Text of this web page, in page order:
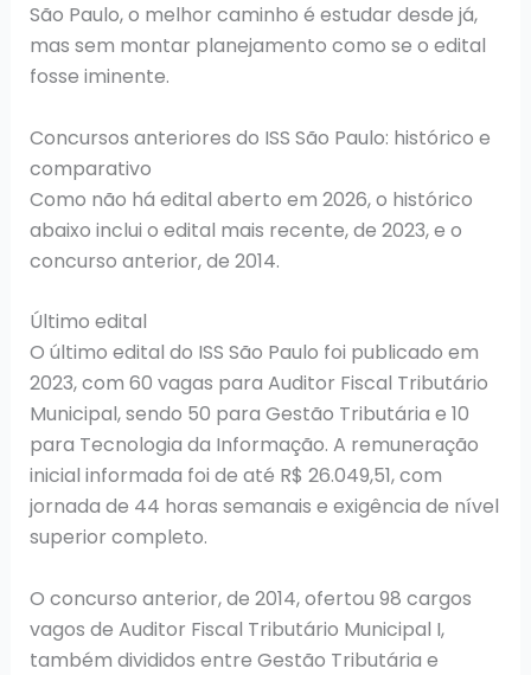
São Paulo, o melhor caminho é estudar desde já,
mas sem montar planejamento como se o edital
fosse iminente.
Concursos anteriores do ISS São Paulo: histórico e
comparativo
Como não há edital aberto em 2026, o histórico
abaixo inclui o edital mais recente, de 2023, e o
concurso anterior, de 2014.
Último edital
O último edital do ISS São Paulo foi publicado em
2023, com 60 vagas para Auditor Fiscal Tributário
Municipal, sendo 50 para Gestão Tributária e 10
para Tecnologia da Informação. A remuneração
inicial informada foi de até R$ 26.049,51, com
jornada de 44 horas semanais e exigência de nível
superior completo.
O concurso anterior, de 2014, ofertou 98 cargos
vagos de Auditor Fiscal Tributário Municipal I,
também divididos entre Gestão Tributária e